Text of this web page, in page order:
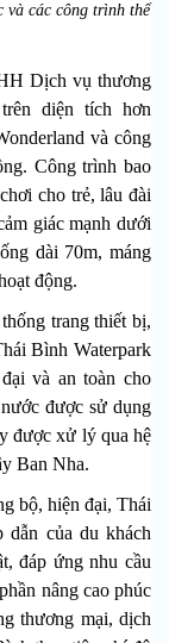
và các công trình thể
Dịch vụ thương
diện tích hơn
và công
Công trình bao
cho trẻ, lâu đài
giác mạnh dưới
dài 70m, máng
động.
trang thiết bị,
Bình Waterpark
và an toàn cho
được sử dụng
được xử lý qua hệ
Ban Nha.
bộ, hiện đại, Thái
dẫn của du khách
đáp ứng nhu cầu
nâng cao phúc
thương mại, dịch